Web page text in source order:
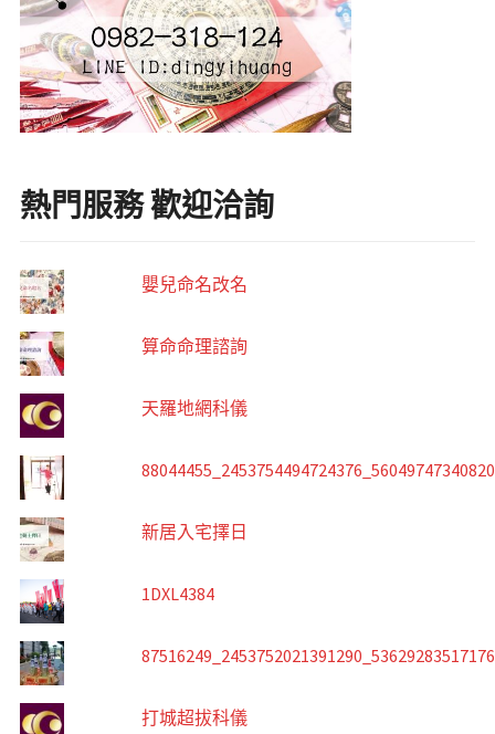
熱門服務 歡迎洽詢
嬰兒命名改名
算命命理諮詢
天羅地網科儀
新居入宅擇日
1DXL4384
打城超拔科儀